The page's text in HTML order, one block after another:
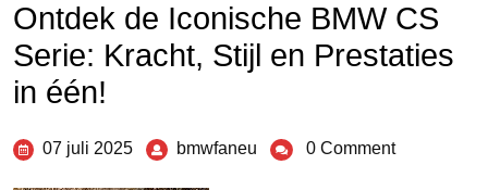
Ontdek de Iconische BMW CS
Serie: Kracht, Stijl en Prestaties
in één!
07 juli 2025 bmwfaneu 0 Comment